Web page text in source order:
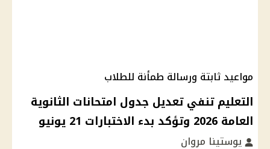
مواعيد ثابتة ورسالة طمأنة للطلاب
التعليم تنفي تعديل جدول امتحانات الثانوية
العامة 2026 وتؤكد بدء الاختبارات 21 يونيو
يوستينا مروان